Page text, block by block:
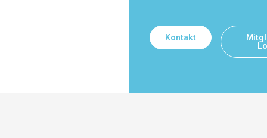
Kontakt